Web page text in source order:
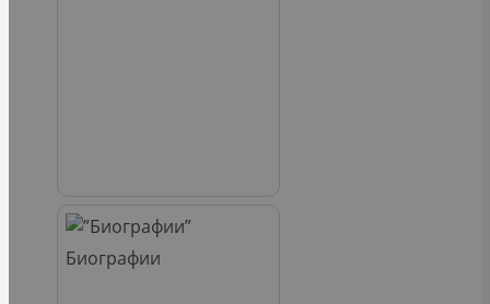
Биографии